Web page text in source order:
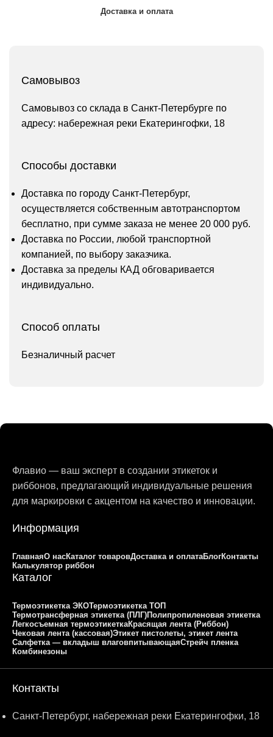
Доставка и оплата
Самовывоз
Самовывоз со склада в Санкт-Петербурге по
адресу: набережная реки Екатерингофки, 18
Способы доставки
Доставка по городу Санкт-Петербург,
осуществляется собственным автотранспортом
бесплатно, при сумме заказа не менее 20 000 руб.
Доставка по России, любой транспортной
компанией, по выбору заказчика.
Доставка за пределы КАД обговаривается
индивидуально.
Способ оплаты
Безналичный расчет
Флавио — ваш эксперт в создании этикеток и
риббонов, предлагающий индивидуальные решения
для маркировки с акцентом на качество и инновации.
Информация
ГлавнаяО насКаталог товаровДоставка и оплатаБлогКонтакты
Калькулятор риббон
Каталог
Термоэтикетка ЭКОТермоэтикетка ТОП
Термотрансферная этикетка (ПЛГ)Полипропиленовая этикетка
Легкосъемная термоэтикеткаКрасящая лента (Риббон)
Чековая лента (кассовая)Этикет пистолеты, этикет лента
Салфетка — вкладыш влаговпитывающаяСтрейч пленка
Комбинезоны
Контакты
Санкт-Петербург, набережная реки Екатерингофки, 18